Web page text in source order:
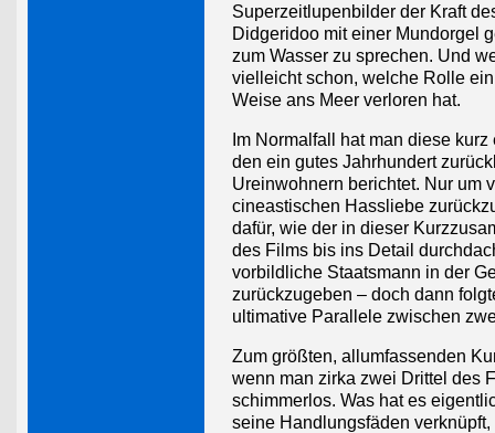
Superzeitlupenbilder der Kraft
Didgeridoo mit einer Mundorgel
zum Wasser zu sprechen. Und
vielleicht schon, welche Rolle
Weise ans Meer verloren hat.
Im Normalfall hat man diese
den ein gutes Jahrhundert
Ureinwohnern berichtet. Nur um
cineastischen Hassliebe
dafür, wie der in dieser
des Films bis ins Detail
vorbildliche Staatsmann in der
zurückzugeben – doch dann
ultimative Parallele zwischen
Zum größten, allumfassenden
wenn man zirka zwei Drittel des
schimmerlos. Was hat es
seine Handlungsfäden